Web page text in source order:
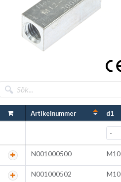
Artikelnummer d1
N001000500 M10
N001000502 M10